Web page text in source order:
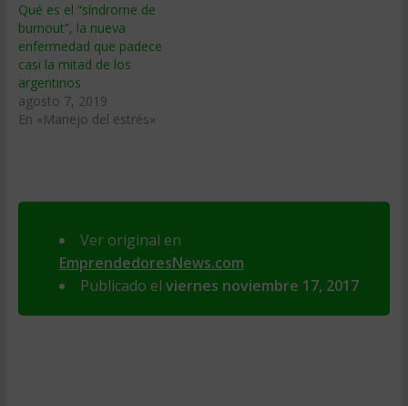
Qué es el “síndrome de
burnout”, la nueva
enfermedad que padece
casi la mitad de los
argentinos
agosto 7, 2019
En «Manejo del estrés»
Ver original en
EmprendedoresNews.com
Publicado el viernes noviembre 17, 2017